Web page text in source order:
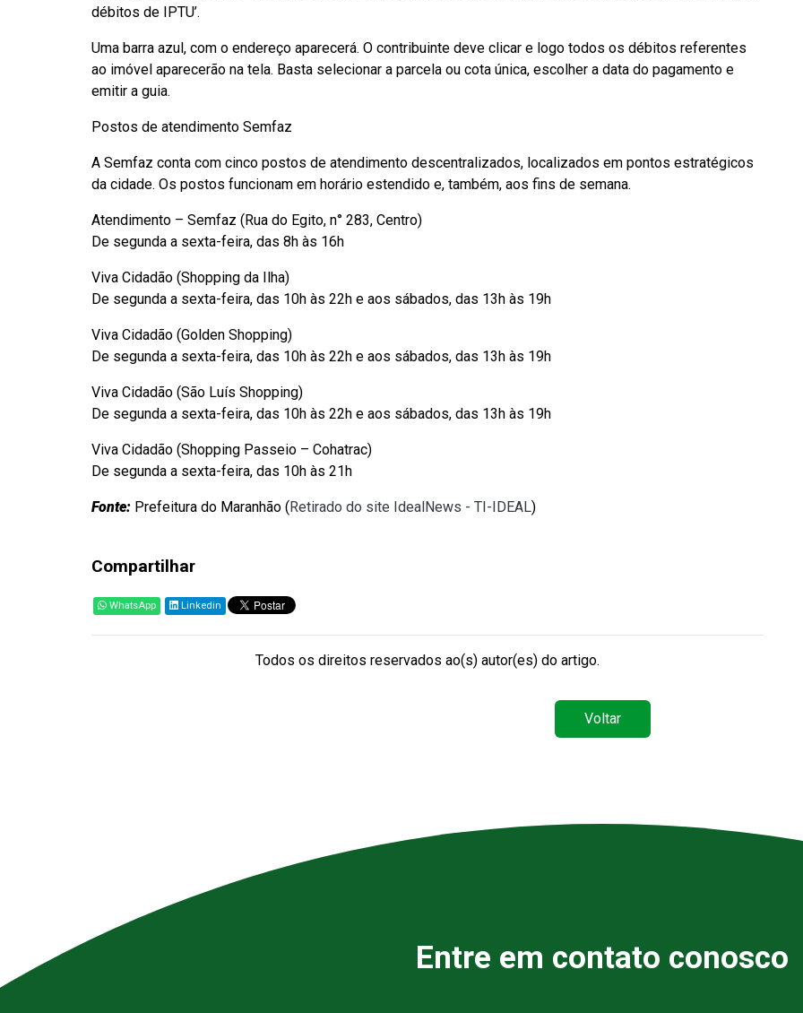
débitos de IPTU’.
Uma barra azul, com o endereço aparecerá. O contribuinte deve clicar e logo todos os débitos referentes
ao imóvel aparecerão na tela. Basta selecionar a parcela ou cota única, escolher a data do pagamento e
emitir a guia.
Postos de atendimento Semfaz
A Semfaz conta com cinco postos de atendimento descentralizados, localizados em pontos estratégicos
da cidade. Os postos funcionam em horário estendido e, também, aos fins de semana.
Atendimento – Semfaz (Rua do Egito, n° 283, Centro)
De segunda a sexta-feira, das 8h às 16h
Viva Cidadão (Shopping da Ilha)
De segunda a sexta-feira, das 10h às 22h e aos sábados, das 13h às 19h
Viva Cidadão (Golden Shopping)
De segunda a sexta-feira, das 10h às 22h e aos sábados, das 13h às 19h
Viva Cidadão (São Luís Shopping)
De segunda a sexta-feira, das 10h às 22h e aos sábados, das 13h às 19h
Viva Cidadão (Shopping Passeio – Cohatrac)
De segunda a sexta-feira, das 10h às 21h
Fonte: Prefeitura do Maranhão (Retirado do site IdealNews - TI-IDEAL)
Compartilhar
WhatsApp Linkedin
Todos os direitos reservados ao(s) autor(es) do artigo.
Voltar
Entre em contato conosco